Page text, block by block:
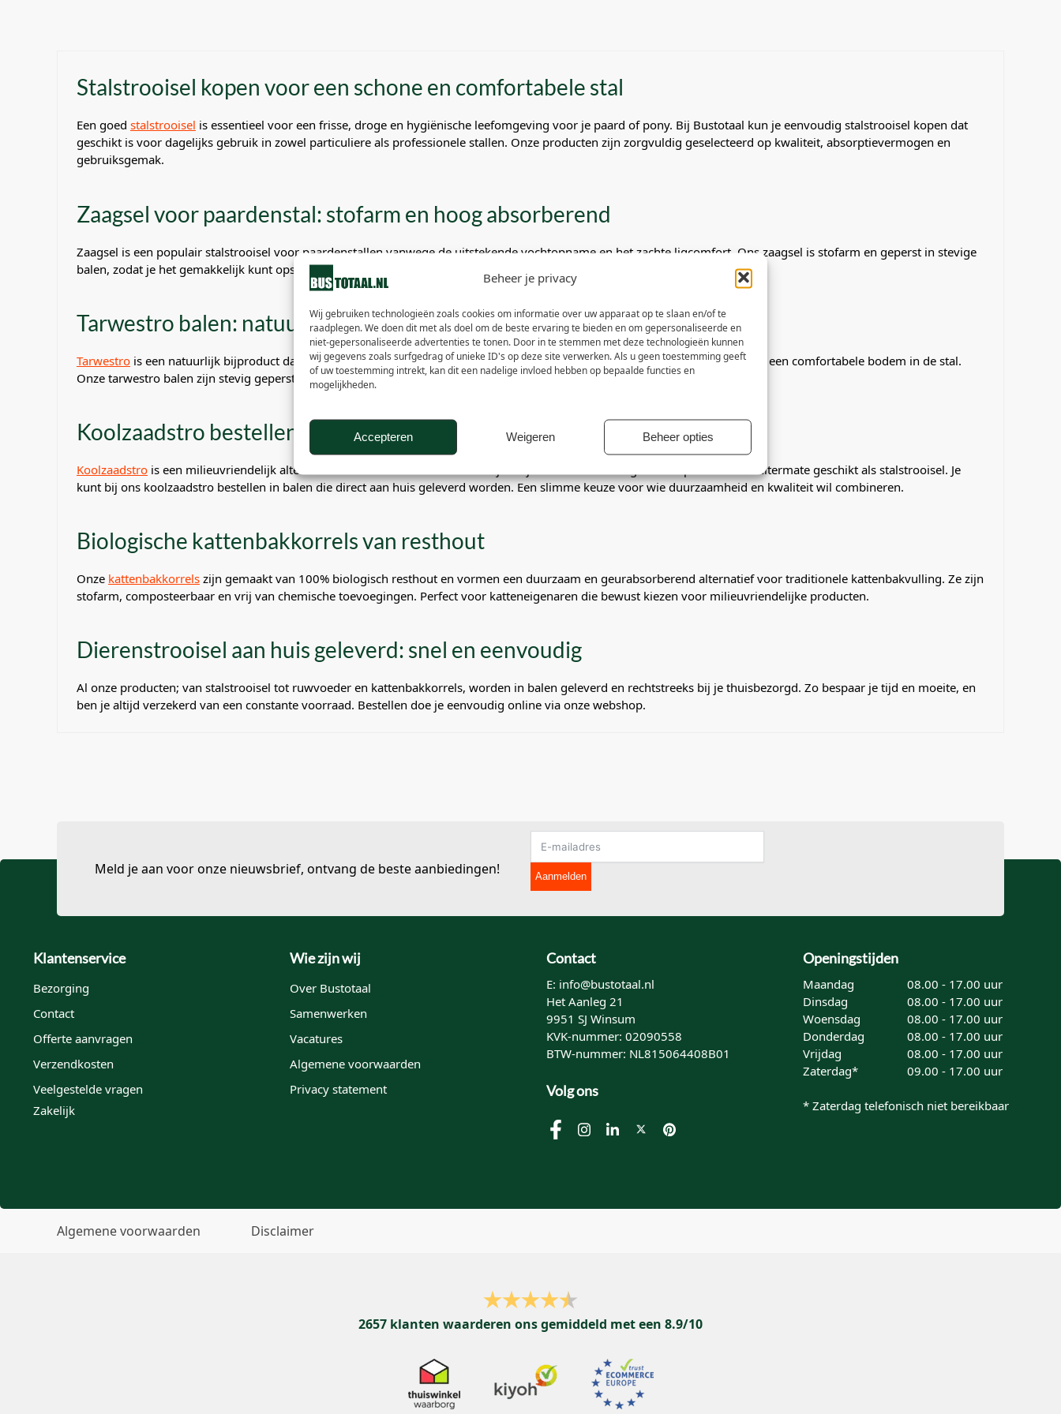
Beheer je privacy
Wij gebruiken technologieën zoals cookies om informatie over uw apparaat op te slaan en/of te
raadplegen. We doen dit met als doel om de beste ervaring te bieden en om gepersonaliseerde en
niet-gepersonaliseerde advertenties te tonen. Door in te stemmen met deze technologieën kunnen
wij gegevens zoals surfgedrag of unieke ID's op deze site verwerken. Als u geen toestemming geeft
of uw toestemming intrekt, kan dit een nadelige invloed hebben op bepaalde functies en
mogelijkheden.
Accepteren Weigeren Beheer opties
Stalstrooisel kopen voor een schone en comfortabele stal
Een goed stalstrooisel is essentieel voor een frisse, droge en hygiënische leefomgeving voor je paard of pony. Bij Bustotaal kun je eenvoudig stalstrooisel kopen dat
geschikt is voor dagelijks gebruik in zowel particuliere als professionele stallen. Onze producten zijn zorgvuldig geselecteerd op kwaliteit, absorptievermogen en
gebruiksgemak.
Zaagsel voor paardenstal: stofarm en hoog absorberend
Zaagsel is een populair stalstrooisel voor paardenstallen vanwege de uitstekende vochtopname en het zachte ligcomfort. Ons zaagsel is stofarm en geperst in stevige
balen, zodat je het gemakkelijk kunt opslaan en gebruiken. Ideaal voor paarden met gevoelige luchtwegen of allergieën.
Tarwestro balen: natuurlijk en voordelig strooisel
Tarwestro is een natuurlijk bijproduct dat veel gebruikt wordt als stalstrooisel. Het is voordelig, goed verteerbaar en zorgt voor een comfortabele bodem in de stal.
Onze tarwestro balen zijn stevig geperst, schoon en vrij van onkruiden of schimmels, zodat je stal fris en veilig blijft.
Koolzaadstro bestellen: duurzame keuze met hoge absorptie
Koolzaadstro is een milieuvriendelijk alternatief voor traditioneel stro. Dankzij de fijne structuur en hoge vochtopname is het uitermate geschikt als stalstrooisel. Je
kunt bij ons koolzaadstro bestellen in balen die direct aan huis geleverd worden. Een slimme keuze voor wie duurzaamheid en kwaliteit wil combineren.
Biologische kattenbakkorrels van resthout
Onze kattenbakkorrels zijn gemaakt van 100% biologisch resthout en vormen een duurzaam en geurabsorberend alternatief voor traditionele kattenbakvulling. Ze zijn
stofarm, composteerbaar en vrij van chemische toevoegingen. Perfect voor katteneigenaren die bewust kiezen voor milieuvriendelijke producten.
Dierenstrooisel aan huis geleverd: snel en eenvoudig
Al onze producten; van stalstrooisel tot ruwvoeder en kattenbakkorrels, worden in balen geleverd en rechtstreeks bij je thuisbezorgd. Zo bespaar je tijd en moeite, en
ben je altijd verzekerd van een constante voorraad. Bestellen doe je eenvoudig online via onze webshop.
Meld je aan voor onze nieuwsbrief, ontvang de beste aanbiedingen! Aanmelden
Klantenservice
Bezorging
Contact
Offerte aanvragen
Verzendkosten
Veelgestelde vragen
Zakelijk
Wie zijn wij
Over Bustotaal
Samenwerken
Vacatures
Algemene voorwaarden
Privacy statement
Contact
E: info@bustotaal.nl
Het Aanleg 21
9951 SJ Winsum
KVK-nummer: 02090558
BTW-nummer: NL815064408B01
Volg ons
Openingstijden
Maandag
08.00 - 17.00 uur
Dinsdag
08.00 - 17.00 uur
Woensdag
08.00 - 17.00 uur
Donderdag
08.00 - 17.00 uur
Vrijdag
08.00 - 17.00 uur
Zaterdag*
09.00 - 17.00 uur
* Zaterdag telefonisch niet bereikbaar
Algemene voorwaarden Disclaimer
2657 klanten waarderen ons gemiddeld met een 8.9/10